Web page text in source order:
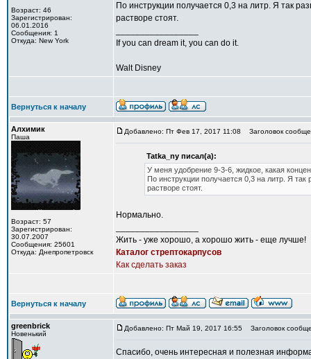
Возраст: 46
Зарегистрирован:
06.01.2016
Сообщения: 1
Откуда: New York
По инструкции получается 0,3 на литр. Я так
растворе стоят.
If you can dream it, you can do it.
Walt Disney
Вернуться к началу
Алхимик
Паша
Возраст: 57
Зарегистрирован:
30.07.2007
Сообщения: 25601
Откуда: Днепропетровск
Добавлено: Пт Фев 17, 2017 11:08 Заголовок
Tatka_ny писал(а):
У меня удобрение 9-3-6, жидкое, какая
По инструкции получается 0,3 на литр. Я
растворе стоят.
Нормально.
Жить - уже хорошо, а хорошо жить - еще лучше!
Каталог стрептокарпусов
Как сделать заказ
Вернуться к началу
greenbrick
Новенький
Добавлено: Пт Май 19, 2017 16:55 Заголовок
Спасибо, очень интересная и полезная